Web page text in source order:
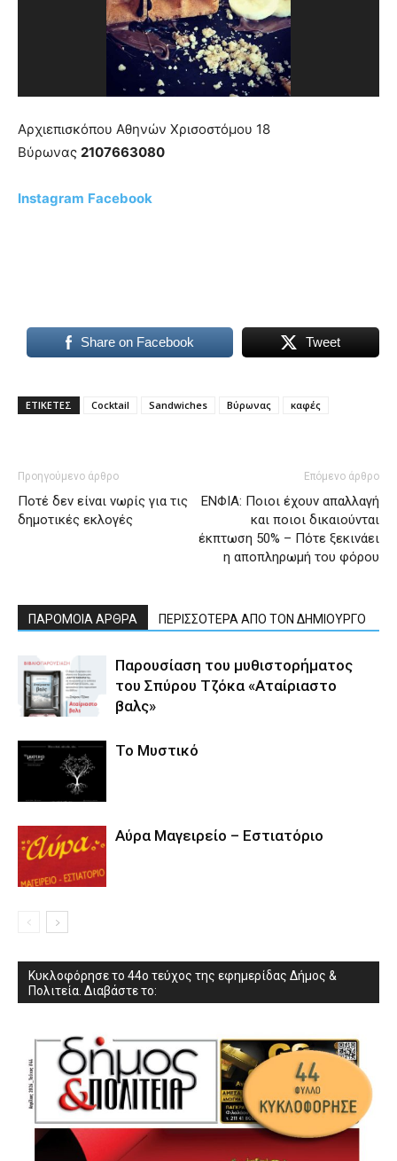
Αρχιεπισκόπου Αθηνών Χρισοστόμου 18
Βύρωνας 2107663080
Instagram Facebook
Share on Facebook Tweet
ΕΤΙΚΕΤΕΣ Cocktail Sandwiches Βύρωνας καφές
Προηγούμενο άρθρο
Ποτέ δεν είναι νωρίς για τις
δημοτικές εκλογές
Επόμενο άρθρο
ΕΝΦΙΑ: Ποιοι έχουν απαλλαγή
και ποιοι δικαιούνται
έκπτωση 50% – Πότε ξεκινάει
η αποπληρωμή του φόρου
ΠΑΡΟΜΟΙΑ ΑΡΘΡΑ ΠΕΡΙΣΣΟΤΕΡΑ ΑΠΟ ΤΟΝ ΔΗΜΙΟΥΡΓΟ
Παρουσίαση του μυθιστορήματος
του Σπύρου Τζόκα «Αταίριαστο
βαλς»
Το Μυστικό
Αύρα Μαγειρείο – Εστιατόριο
Κυκλοφόρησε το 44ο τεύχος της εφημερίδας Δήμος &
Πολιτεία. Διαβάστε το: